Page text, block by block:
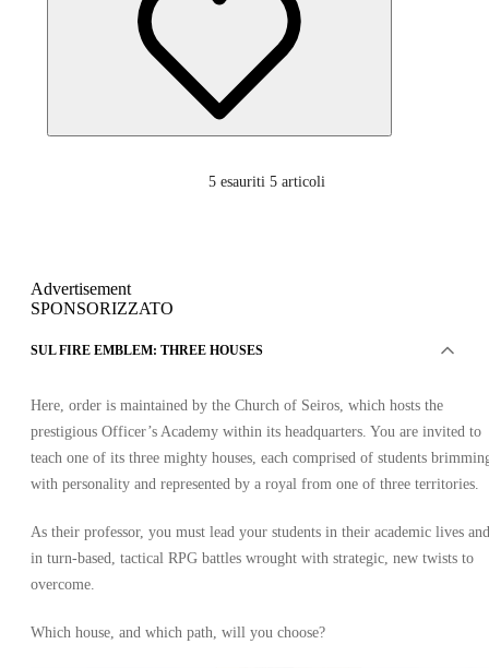
5 esauriti 5 articoli
Advertisement
SPONSORIZZATO
SUL FIRE EMBLEM: THREE HOUSES
Here, order is maintained by the Church of Seiros, which hosts the
prestigious Officer’s Academy within its headquarters. You are invited to
teach one of its three mighty houses, each comprised of students
with personality and represented by a royal from one of three territories.
As their professor, you must lead your students in their academic lives and
in turn-based, tactical RPG battles wrought with strategic, new twists to
overcome.
Which house, and which path, will you choose?